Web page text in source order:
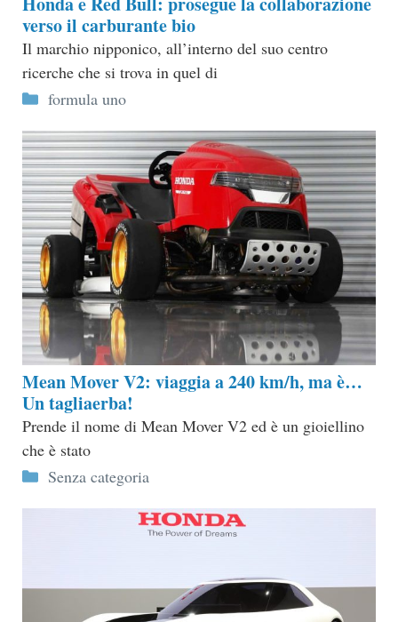
verso il carburante bio
Il marchio nipponico, all’interno del suo centro
ricerche che si trova in quel di
Categorie
formula uno
Mean Mover V2: viaggia a 240 km/h, ma è…
Un tagliaerba!
Prende il nome di Mean Mover V2 ed è un gioiellino
che è stato
Categorie
Senza categoria